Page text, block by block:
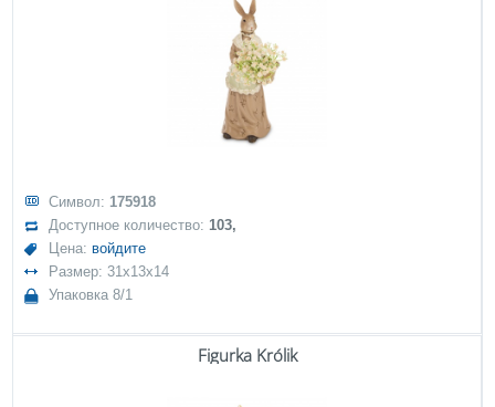
Символ: 175918
Доступное количество:103,
Цена: войдите
Размер: 31x13x14
Упаковка 8/1
Figurka Królik